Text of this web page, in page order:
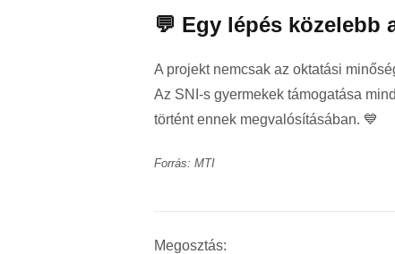
💬 Egy lépés közelebb
A projekt nemcsak az oktatási
Az SNI-s gyermekek támogatása
történt ennek megvalósításában. 💙
Forrás: MTI
Megosztás: